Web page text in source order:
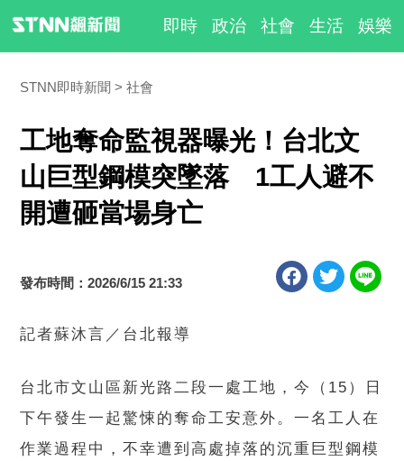
即時 政治 社會 生活 娛樂
STNN即時新聞 社會
工地奪命監視器曝光！台北文
山巨型鋼模突墜落 1工人避不
開遭砸當場身亡
發布時間：2026/6/15 21:33
記者蘇沐言／台北報導
台北市文山區新光路二段一處工地，今（15）日
下午發生一起驚悚的奪命工安意外。一名工人在
作業過程中，不幸遭到高處掉落的沉重巨型鋼模